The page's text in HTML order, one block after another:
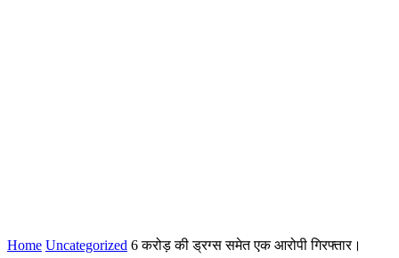
Home Uncategorized 6 करोड़ की ड्रग्स समेत एक आरोपी गिरफ्तार।